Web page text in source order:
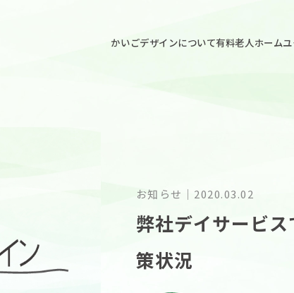
かいごデザインについて有料老人ホーム
お知らせ ｜ 2020.03.02
弊社デイサービ
策状況